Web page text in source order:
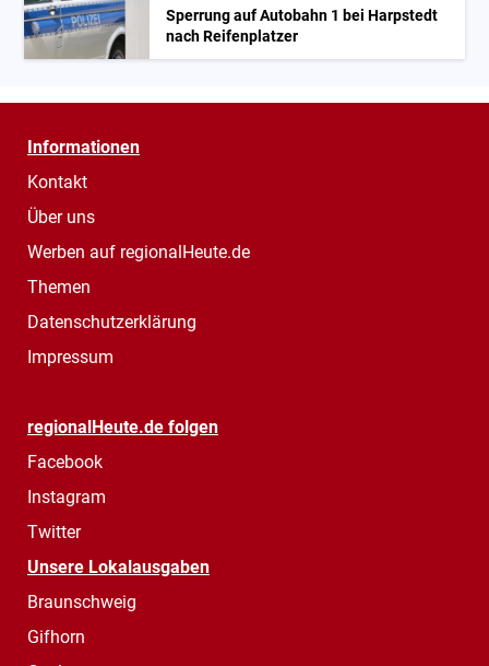
Sperrung auf Autobahn 1 bei Harpstedt
nach Reifenplatzer
Informationen
Kontakt
Über uns
Werben auf regionalHeute.de
Themen
Datenschutzerklärung
Impressum
regionalHeute.de folgen
Facebook
Instagram
Twitter
Unsere Lokalausgaben
Braunschweig
Gifhorn